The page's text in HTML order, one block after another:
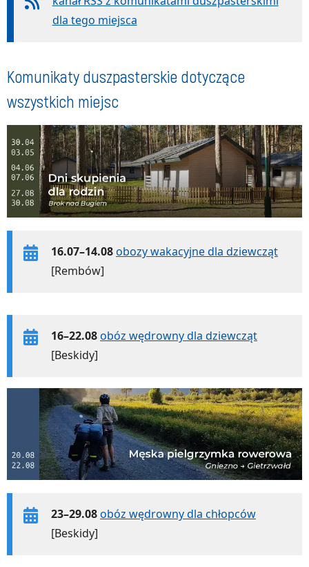
dla tego miejsca
Komunikaty duszpasterskie dotyczące
wszystkich miejsc
16.07–14.08obozy wakacyjne dla dziewcząt
[Rembów]
16–22.08obóz wędrowny dla dziewcząt
[Beskidy]
23–29.08obóz wędrowny dla chłopców
[Beskidy]